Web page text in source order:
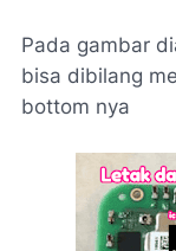
Pada gambar
bisa dibilang
bottom nya